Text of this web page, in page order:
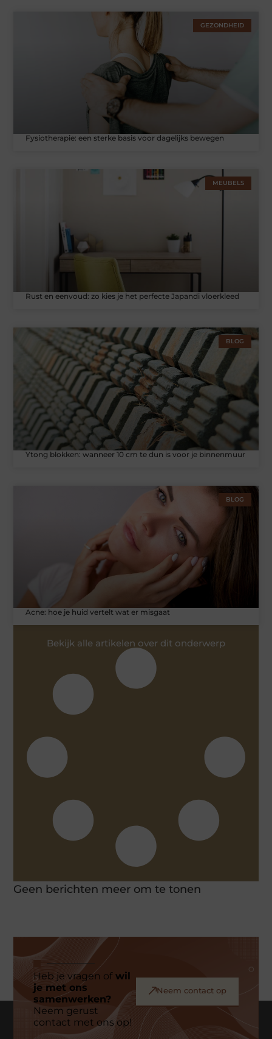
GEZONDHEID
Fysiotherapie: een sterke basis voor dagelijks bewegen
MEUBELS
Rust en eenvoud: zo kies je het perfecte Japandi vloerkleed
BLOG
Ytong blokken: wanneer 10 cm te dun is voor je binnenmuur
BLOG
Acne: hoe je huid vertelt wat er misgaat
Bekijk alle artikelen over dit onderwerp
Geen berichten meer om te tonen
Heb je vragen ofwil
je met ons
samenwerken?
Neem gerust
contact met ons op!
Neem contact op